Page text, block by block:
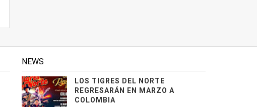
NEWS
LOS TIGRES DEL NORTE
REGRESARÁN EN MARZO A
COLOMBIA